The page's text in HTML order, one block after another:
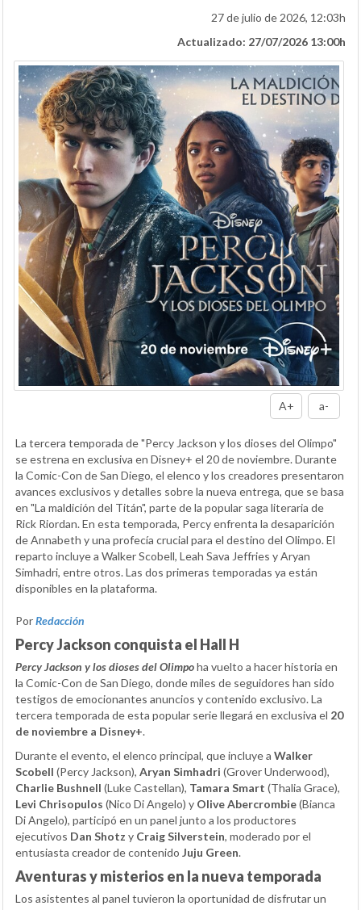
27 de julio de 2026, 12:03h
Actualizado: 27/07/2026 13:00h
A+ a-
La tercera temporada de "Percy Jackson y los dioses del Olimpo"
se estrena en exclusiva en Disney+ el 20 de noviembre. Durante
la Comic-Con de San Diego, el elenco y los creadores presentaron
avances exclusivos y detalles sobre la nueva entrega, que se basa
en "La maldición del Titán", parte de la popular saga literaria de
Rick Riordan. En esta temporada, Percy enfrenta la desaparición
de Annabeth y una profecía crucial para el destino del Olimpo. El
reparto incluye a Walker Scobell, Leah Sava Jeffries y Aryan
Simhadri, entre otros. Las dos primeras temporadas ya están
disponibles en la plataforma.
PorRedacción
Percy Jackson conquista el Hall H
Percy Jackson y los dioses del Olimpoha vuelto a hacer historia en
la Comic-Con de San Diego, donde miles de seguidores han sido
testigos de emocionantes anuncios y contenido exclusivo. La
tercera temporada de esta popular serie llegará en exclusiva el 20
de noviembre a Disney+.
Durante el evento, el elenco principal, que incluye a Walker
Scobell (Percy Jackson), Aryan Simhadri (Grover Underwood),
Charlie Bushnell (Luke Castellan), Tamara Smart (Thalia Grace),
Levi Chrisopulos (Nico Di Angelo) y Olive Abercrombie(Bianca
Di Angelo), participó en un panel junto a los productores
ejecutivos Dan Shotz y Craig Silverstein, moderado por el
entusiasta creador de contenido Juju Green.
Aventuras y misterios en la nueva temporada
Los asistentes al panel tuvieron la oportunidad de disfrutar un